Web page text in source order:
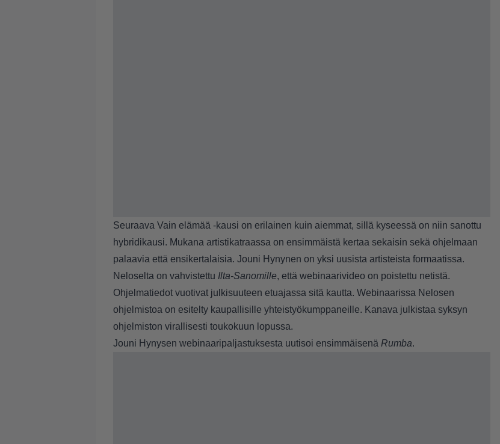
Seuraava Vain elämää -kausi on erilainen kuin aiemmat, sillä kyseessä on niin sanottu
hybridikausi. Mukana artistikatraassa on ensimmäistä kertaa sekaisin sekä ohjelmaan
palaavia että ensikertalaisia. Jouni Hynynen on yksi uusista artisteista formaatissa.
Neloselta on vahvistettu Ilta-Sanomille, että webinaarivideo on poistettu netistä.
Ohjelmatiedot vuotivat julkisuuteen etuajassa sitä kautta. Webinaarissa Nelosen
ohjelmistoa on esitelty kaupallisille yhteistyökumppaneille. Kanava julkistaa syksyn
ohjelmiston virallisesti toukokuun lopussa.
Jouni Hynysen webinaaripaljastuksesta uutisoi ensimmäisenä Rumba.